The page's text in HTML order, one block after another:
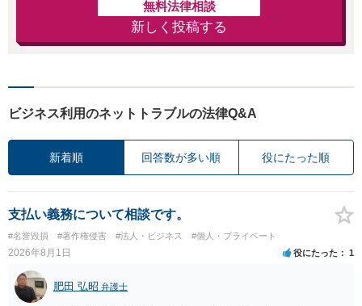
無料法律相談
新しく投稿する
ビジネス利用のネットトラブルの法律Q&A
新着順 回答数が多い順 役にたった順
支払い義務について相談です。
#名誉毀損 #著作権侵害 #法人・ビジネス #個人・プライベート
2026年8月1日 役にたった 1
肥田 弘昭 弁護士